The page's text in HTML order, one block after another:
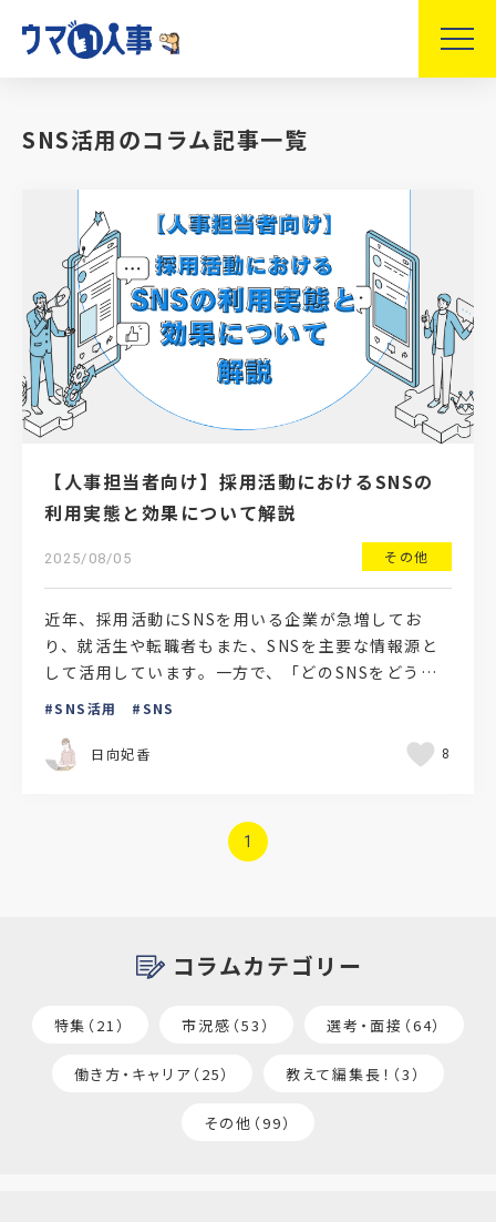
SNS活用のコラム記事一覧
【人事担当者向け】採用活動におけるSNSの
利用実態と効果について解説
2025/08/05 その他
近年、採用活動にSNSを用いる企業が急増してお
り、就活生や転職者もまた、SNSを主要な情報源と
して活用しています。一方で、「どのSNSをどう使
えばいいのかわからない」「炎上リスクが怖い」な
SNS活用 SNS
日向妃香 8
1
コラムカテゴリー
特集（21） 市況感（53） 選考・面接（64）
働き方・キャリア（25） 教えて編集長！（3）
その他（99）